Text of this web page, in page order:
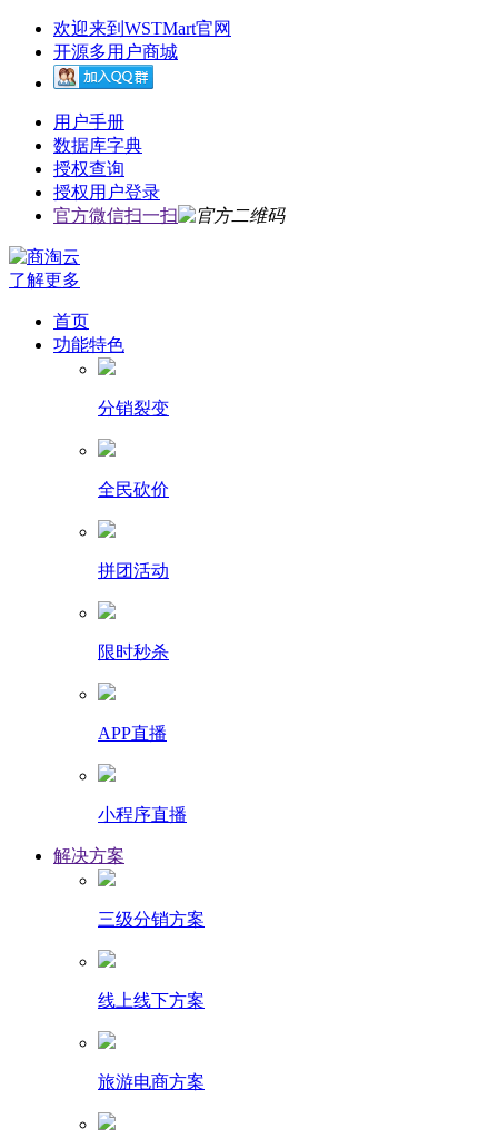
欢迎来到WSTMart官网
开源多用户商城
用户手册
数据库字典
授权查询
授权用户登录
官方微信扫一扫
了解更多
首页
功能特色
分销裂变
全民砍价
拼团活动
限时秒杀
APP直播
小程序直播
解决方案
三级分销方案
线上线下方案
旅游电商方案